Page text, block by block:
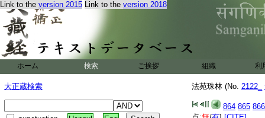
Link to the version 2015 Link to the version 2018
ホーム 検索 ご挨拶 組織 利
大正蔵検索 法苑珠林 (No. 2122_
864 865 866
佛所前禮佛足。供
法心開意解得須陀
11 聖尊
除去煩惱垢 超越
今蒙佛恩徳 得閉
爾時天子讃歎佛已
頻婆娑羅王聞佛説
四沙門果者。有發
行